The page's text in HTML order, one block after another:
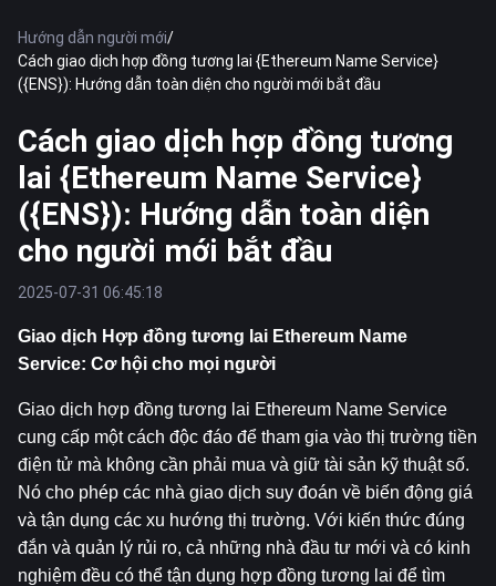
Hướng dẫn người mới/
Cách giao dịch hợp đồng tương lai {Ethereum Name Service}
({ENS}): Hướng dẫn toàn diện cho người mới bắt đầu
Cách giao dịch hợp đồng tương
lai {Ethereum Name Service}
({ENS}): Hướng dẫn toàn diện
cho người mới bắt đầu
2025-07-31 06:45:18
Giao dịch Hợp đồng tương lai Ethereum Name
Service: Cơ hội cho mọi người
Giao dịch hợp đồng tương lai Ethereum Name Service
cung cấp một cách độc đáo để tham gia vào thị trường tiền
điện tử mà không cần phải mua và giữ tài sản kỹ thuật số.
Nó cho phép các nhà giao dịch suy đoán về biến động giá
và tận dụng các xu hướng thị trường. Với kiến thức đúng
đắn và quản lý rủi ro, cả những nhà đầu tư mới và có kinh
nghiệm đều có thể tận dụng hợp đồng tương lai để tìm